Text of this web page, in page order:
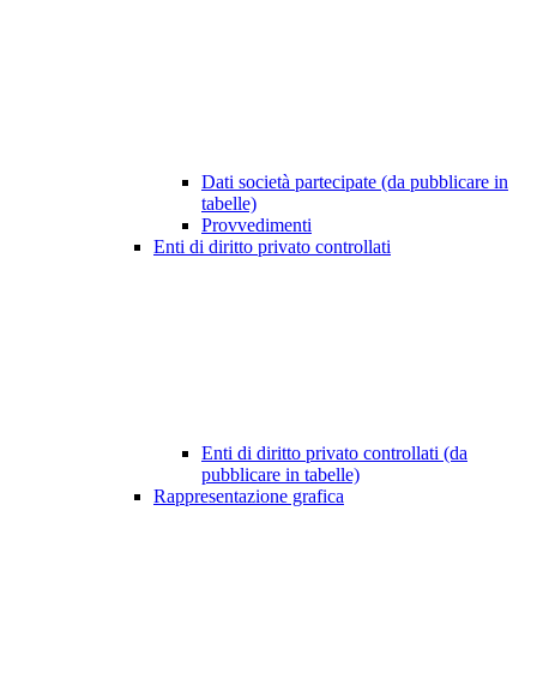
Dati società partecipate (da pubblicare in
tabelle)
Provvedimenti
Enti di diritto privato controllati
Enti di diritto privato controllati (da
pubblicare in tabelle)
Rappresentazione grafica